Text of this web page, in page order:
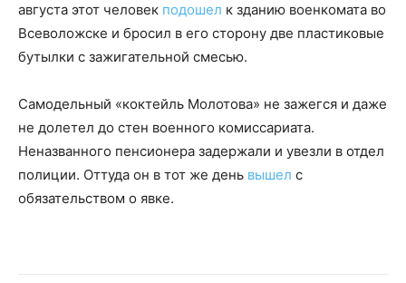
августа этот человек подошел к зданию военкомата во
Всеволожске и бросил в его сторону две пластиковые
бутылки с зажигательной смесью.
Самодельный «коктейль Молотова» не зажегся и даже
не долетел до стен военного комиссариата.
Неназванного пенсионера задержали и увезли в отдел
полиции. Оттуда он в тот же день вышел с
обязательством о явке.